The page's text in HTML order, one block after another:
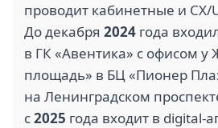
проводит кабинетные и CX/
До декабря 2024 года
в ГК «Авентика» с офисом у
площадь» в БЦ «Пионер
на Ленинградском
с2025 года входит в digital-